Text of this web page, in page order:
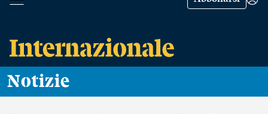
Notizie